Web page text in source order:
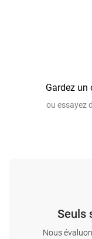
Gardez
ou essayez
Seuls
Nous